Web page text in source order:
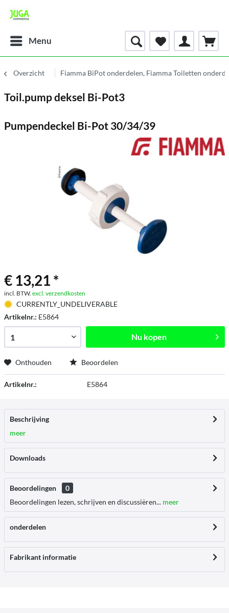
Menu
Overzicht Fiamma BiPot onderdelen, Fiamma Toiletten
Toil.pump deksel Bi-Pot3
Pumpendeckel Bi-Pot 30/34/39
€ 13,21 *
incl. BTW. excl. verzendkosten
CURRENTLY_UNDELIVERABLE
Artikelnr.: E5864
Nu kopen
Onthouden Beoordelen
Artikelnr.: E5864
Beschrijving
meer
Downloads
Beoordelingen
0
Beoordelingen lezen, schrijven en discussiëren... meer
onderdelen
Fabrikant informatie